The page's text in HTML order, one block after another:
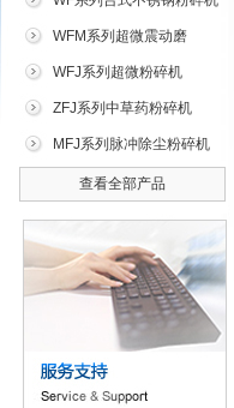
WFM系列超微震动磨
WFJ系列超微粉碎机
ZFJ系列中草药粉碎机
MFJ系列脉冲除尘粉碎机
查看全部产品